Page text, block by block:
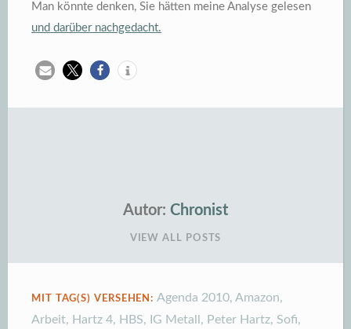
Man könnte denken, Sie hätten meine Analyse gelesen
und darüber nachgedacht.
Autor: Chronist
VIEW ALL POSTS
MIT TAG(S) VERSEHEN:Agenda 2010,Amazon,
Arbeit, Hartz 4, HBS, IG Metall, Peter Hartz, Sofi,